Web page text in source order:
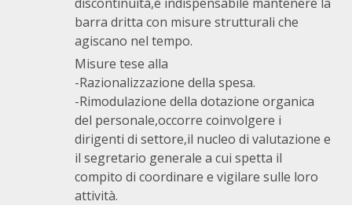
barra dritta con misure strutturali che
agiscano nel tempo.
Misure tese alla
-Razionalizzazione della spesa.
-Rimodulazione della dotazione organica
del personale,occorre coinvolgere i
dirigenti di settore,il nucleo di valutazione e
il segretario generale a cui spetta il
compito di coordinare e vigilare sulle loro
attività.